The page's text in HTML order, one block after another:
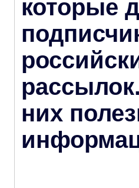
которые
них